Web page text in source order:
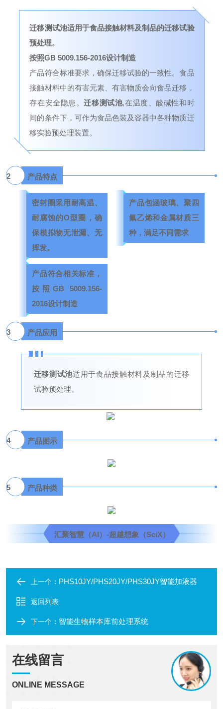
迁移测试池适用于食品接触材料及制品的迁移试验
预处理。
按照GB 5009.156-2016设计制造
产品符合标准要求，确保迁移试验的一致性。食品
接触材料中的有害元素、有害物质会向食品迁移，
存在安全隐患。迁移测试池,在温度、酸碱性和时
间的条件下，可作为食品色装及容器中各种物质迁
移实验预处理装置。
2 产品特点
密封圈采用耐高温、
耐腐蚀的O型圈，确
保模拟物无泄漏、无
挥发。
产品包涵玻璃、聚四
氟乙烯和金属材质三
种，满足不同需求
产品符合相关标准，
按照GB 5009.156-
2016设计制造
3 产品应用
迁移测试池适用于食品接触材料及制品的迁移
试验预处理。
4 产品图示
5 产品种类
汇聚智慧（AI）-超越想象（SciX）
上一个： PHS10JY/PHS20JY/PHS30JY智能加液器
返回列表
下一个： 智能生物样本库前处理系统
在线留言
ONLINE MESSAGE